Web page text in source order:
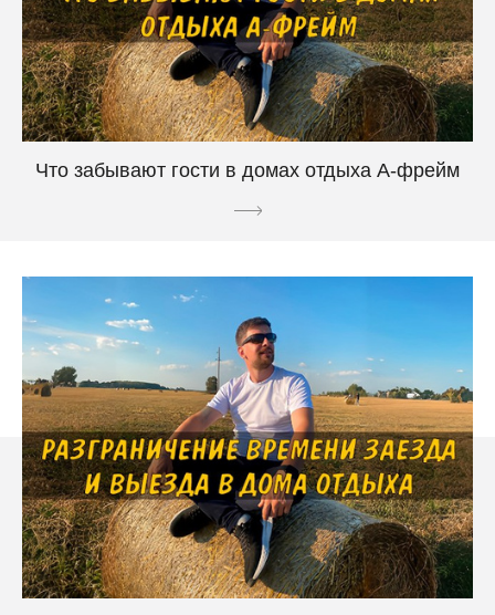
Что забывают гости в домах отдыха А-фрейм